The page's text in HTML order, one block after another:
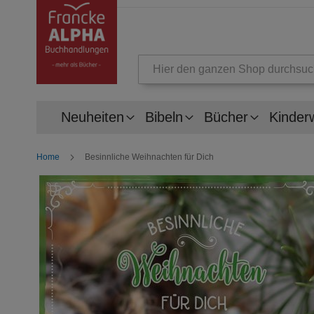
Neuheiten Bibeln Bücher
Home Besinnliche Weihnachten für Dich
Zum
Ende
der
Bildergalerie
springen